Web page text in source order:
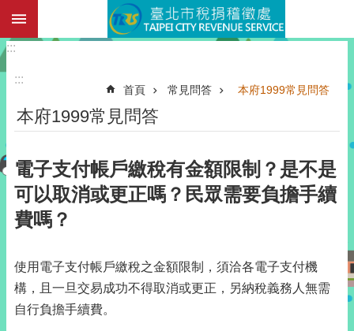
跳到主要內容區塊
:::
:::
首頁 常見問答 本府1999常見問答
本府1999常見問答
電子支付帳戶繳稅有金額限制？是不是
可以取消或更正嗎？民眾需要負擔手續
費嗎？
使用電子支付帳戶繳稅之金額限制，須洽各電子支付機
構，且一旦交易成功不得取消或更正，另納稅義務人無需
自行負擔手續費。